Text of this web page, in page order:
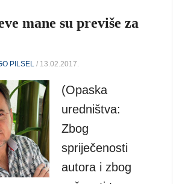
mane su previše za
PILSEL / 13.02.2017.
(Opaska
uredništva:
Zbog
spriječenosti
autora i zbog